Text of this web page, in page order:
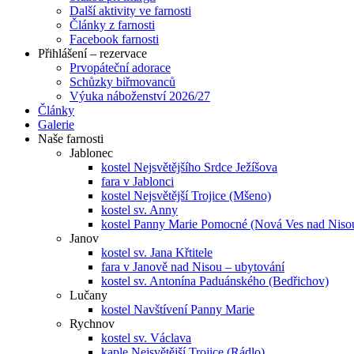
Další aktivity ve farnosti
Články z farnosti
Facebook farnosti
Přihlášení – rezervace
Prvopáteční adorace
Schůzky biřmovanců
Výuka náboženství 2026/27
Články
Galerie
Naše farnosti
Jablonec
kostel Nejsvětějšího Srdce Ježíšova
fara v Jablonci
kostel Nejsvětější Trojice (Mšeno)
kostel sv. Anny
kostel Panny Marie Pomocné (Nová Ves nad
Janov
kostel sv. Jana Křtitele
fara v Janově nad Nisou – ubytování
kostel sv. Antonína Paduánského (Bedřichov)
Lučany
kostel Navštívení Panny Marie
Rychnov
kostel sv. Václava